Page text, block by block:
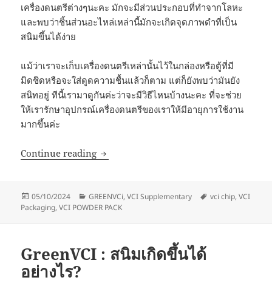
เครื่องดนตรีต่างๆนะคะ มักจะมีส่วนประกอบที่ทำจากโลหะ
และพบว่าชิ้นส่วนอะไหล่เหล่านี้มักจะเกิดจุดภาพดำที่เป็น
สนิมขึ้นได้ง่าย
แม้ว่าเราจะเก็บเครื่องดนตรีเหล่านั้นไว้ในกล่องหรือตู้ที่มี
มิดชิดหรือจะใส่ดูดความชื้นแล้วก็ตาม แต่ก็ยังพบว่ามันยัง
สนิทอยู่ ทีนี้เรามาดูกันค่ะว่าจะมีวิธีไหนบ้างนะคะ ที่จะช่วย
ให้เรารักษาอุปกรณ์เครื่องดนตรีของเราให้มีอายุการใช้งาน
มากขึ้นค่ะ
Continue reading GreenVCI : เคล็ดลับ!!วิธีการป้องกันการเกิ
Posted
on
05/10/2024 Categories
GREENVCi,VCI Supplementary Tags
vci chip,VCI
Packaging,VCI POWDER PACK
GreenVCI : สนิมเกิดขึ้นได้
อย่างไร?